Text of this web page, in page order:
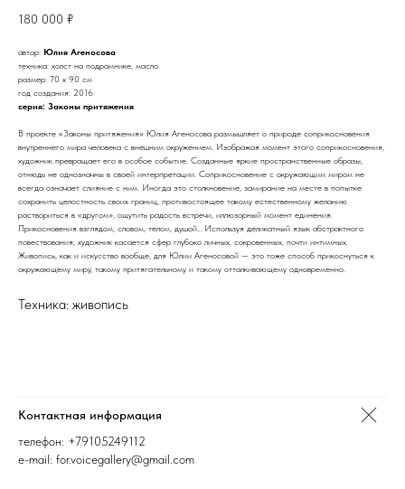
180 000 ₽
автор: Юлия Агеносова
техника: холст на подрамнике, масло
размер: 70 х 90 см
год создания: 2016
серия: Законы притяжения
В проекте «Законы притяжения» Юлия Агеносова размышляет о природе соприкосновения
внутреннего мира человека с внешним окружением. Изображая момент этого соприкосновения,
художник превращает его в особое событие. Созданные яркие пространственные образы,
отнюдь не однозначны в своей интерпретации. Соприкосновение с окружающим миром не
всегда означает слияние с ним. Иногда это столкновение, замирание на месте в попытке
сохранить целостность своих границ, противостоящее такому естественному желанию
раствориться в «другом», ощутить радость встречи, иллюзорный момент единения.
Прикосновения взглядом, словом, телом, душой… Используя деликатный язык абстрактного
повествования, художник касается сфер глубоко личных, сокровенных, почти интимных.
Живопись, как и искусство вообще, для Юлии Агеносовой — это тоже способ прикоснуться к
окружающему миру, такому притягательному и такому отталкивающему одновременно.
Техника: живопись
Контактная информация
телефон: +79105249112
e-mail: for.voicegallery@gmail.com